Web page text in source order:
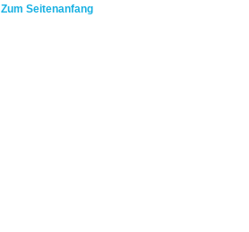
Zum Seitenanfang